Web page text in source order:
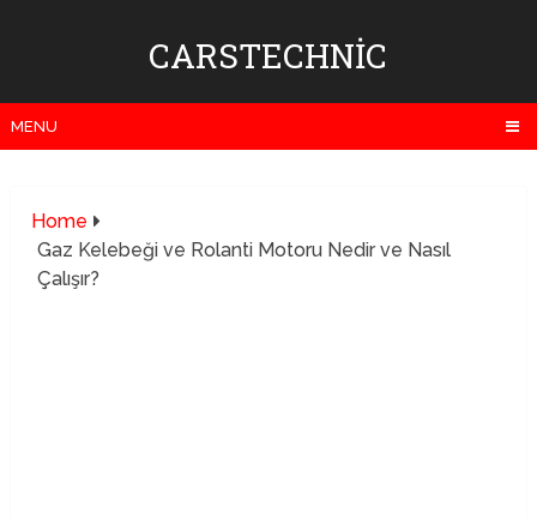
CARSTECHNIC
MENU
Home
Gaz Kelebeği ve Rolanti Motoru Nedir ve Nasıl
Çalışır?